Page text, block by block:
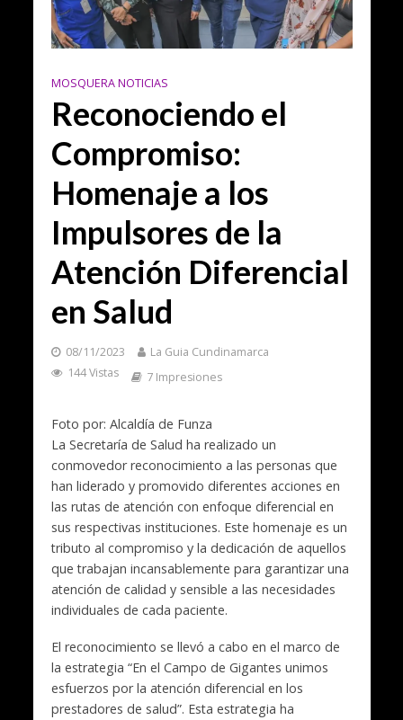
MOSQUERA NOTICIAS
Reconociendo el
Compromiso:
Homenaje a los
Impulsores de la
Atención Diferencial
en Salud
08/11/2023
La Guia Cundinamarca
144 Vistas
7 Impresiones
Foto por: Alcaldía de Funza
La Secretaría de Salud ha realizado un
conmovedor reconocimiento a las personas que
han liderado y promovido diferentes acciones en
las rutas de atención con enfoque diferencial en
sus respectivas instituciones. Este homenaje es un
tributo al compromiso y la dedicación de aquellos
que trabajan incansablemente para garantizar una
atención de calidad y sensible a las necesidades
individuales de cada paciente.
El reconocimiento se llevó a cabo en el marco de
la estrategia “En el Campo de Gigantes unimos
esfuerzos por la atención diferencial en los
prestadores de salud”. Esta estrategia ha